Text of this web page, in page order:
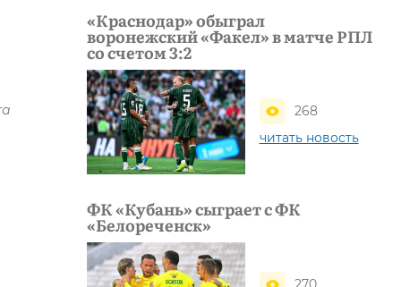
«Краснодар» обыграл
воронежский «Факел» в матче РПЛ
со счетом 3:2
268
читать новость
ФК «Кубань» сыграет с ФК
«Белореченск»